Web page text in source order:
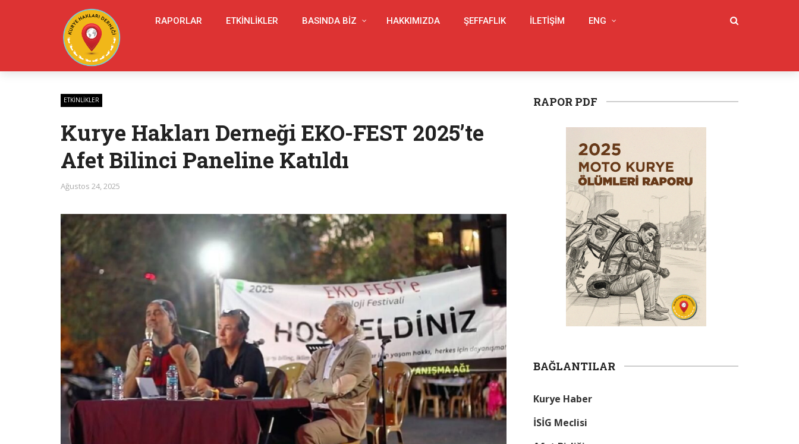
RAPORLAR ETKINLIKLER BASINDA BIZ HAKKIMIZDA ŞEFFAFLIK İLETIŞIM ENG
ETKINLIKLER
Kurye Hakları Derneği EKO-FEST 2025’te
Afet Bilinci Paneline Katıldı
Ağustos 24, 2025
RAPOR PDF
BAĞLANTILAR
Kurye Haber
İSİG Meclisi